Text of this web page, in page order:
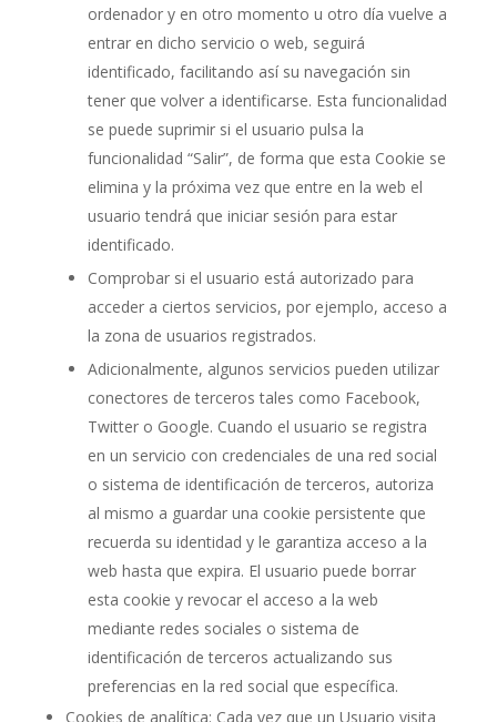
ordenador y en otro momento u otro día vuelve a
entrar en dicho servicio o web, seguirá
identificado, facilitando así su navegación sin
tener que volver a identificarse. Esta funcionalidad
se puede suprimir si el usuario pulsa la
funcionalidad “Salir”, de forma que esta Cookie se
elimina y la próxima vez que entre en la web el
usuario tendrá que iniciar sesión para estar
identificado.
Comprobar si el usuario está autorizado para
acceder a ciertos servicios, por ejemplo, acceso a
la zona de usuarios registrados.
Adicionalmente, algunos servicios pueden utilizar
conectores de terceros tales como Facebook,
Twitter o Google. Cuando el usuario se registra
en un servicio con credenciales de una red social
o sistema de identificación de terceros, autoriza
al mismo a guardar una cookie persistente que
recuerda su identidad y le garantiza acceso a la
web hasta que expira. El usuario puede borrar
esta cookie y revocar el acceso a la web
mediante redes sociales o sistema de
identificación de terceros actualizando sus
preferencias en la red social que específica.
Cookies de analítica: Cada vez que un Usuario visita